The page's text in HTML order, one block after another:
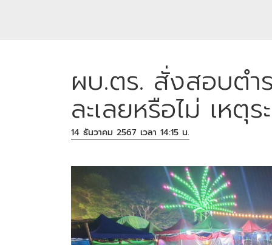
ผบ.ตร. สั่งสอบต
ละเลยหรือไม่ เหตุ
14 ธันวาคม 2567 เวลา 14:15 น.